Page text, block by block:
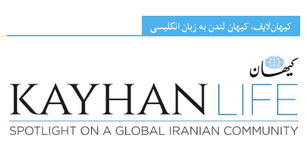
کیهان‌لایف، کیهان لندن به زبان انگلیسی